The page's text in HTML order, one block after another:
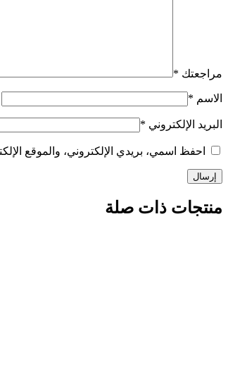
مراجعتك *
الاسم *
البريد الإلكتروني *
احفظ اسمي، بريدي الإلكتروني، والموقع
منتجات ذات صلة